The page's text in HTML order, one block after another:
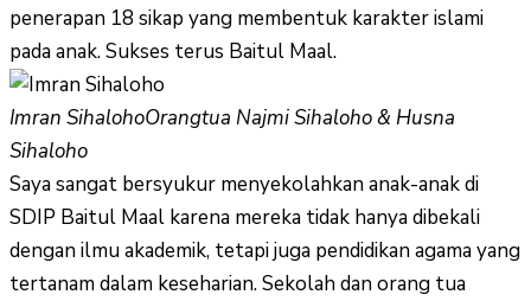
penerapan 18 sikap yang membentuk karakter islami
pada anak. Sukses terus Baitul Maal.
Imran SihalohoOrangtua Najmi Sihaloho & Husna
Sihaloho
Saya sangat bersyukur menyekolahkan anak-anak di
SDIP Baitul Maal karena mereka tidak hanya dibekali
dengan ilmu akademik, tetapi juga pendidikan agama yang
tertanam dalam keseharian. Sekolah dan orang tua